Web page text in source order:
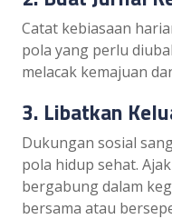
Catat kebiasaan
pola yang perlu
melacak kemajuan
3. Libatkan
Dukungan sosial
pola hidup sehat.
bergabung dalam
bersama atau